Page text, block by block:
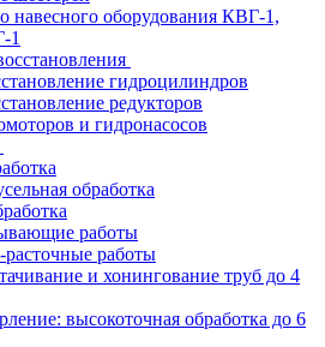
навесного оборудования КВГ-1,
1
гидроцилиндров
редукторов
и гидронасосов
обработка
работы
работы
и хонингование труб до 4
высокоточная обработка до 6